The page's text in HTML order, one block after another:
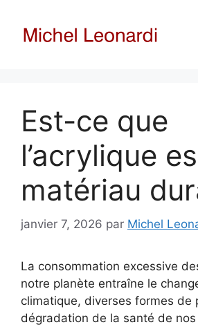
contenu
Est-ce que
l’acrylique
matériau
janvier 7, 2026 par Michel
La consommation excessive
notre planète entraîne le
climatique, diverses formes de
dégradation de la santé de